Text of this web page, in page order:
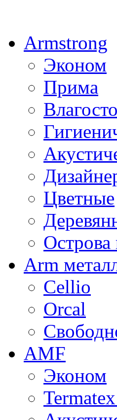
Armstrong
Эконом
Прима
Цветные
Arm
Cellio
Orcal
AMF
Эконом